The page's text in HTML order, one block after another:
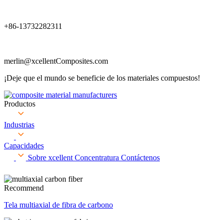
+86-13732282311
merlin@xcellentComposites.com
¡Deje que el mundo se beneficie de los materiales compuestos!
Productos
Industrias
Capacidades
Sobre xcellent Concentratura Contáctenos
Recommend
Tela multiaxial de fibra de carbono